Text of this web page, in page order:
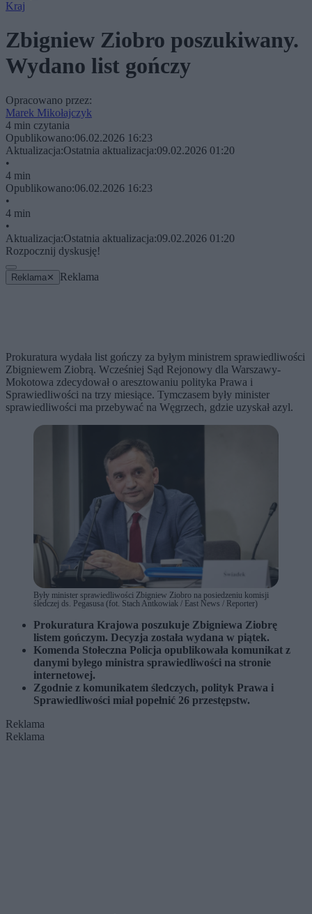
Kraj
Zbigniew Ziobro poszukiwany.
Wydano list gończy
Opracowano przez:
Marek Mikołajczyk
4 min czytania
Opublikowano:06.02.2026 16:23
Aktualizacja:Ostatnia aktualizacja:09.02.2026 01:20
•
4 min
Opublikowano:06.02.2026 16:23
•
4 min
•
Aktualizacja:Ostatnia aktualizacja:09.02.2026 01:20
Rozpocznij dyskusję!
Reklama ✕ Reklama
Prokuratura wydała list gończy za byłym ministrem sprawiedliwości
Zbigniewem Ziobrą. Wcześniej Sąd Rejonowy dla Warszawy-
Mokotowa zdecydował o aresztowaniu polityka Prawa i
Sprawiedliwości na trzy miesiące. Tymczasem były minister
sprawiedliwości ma przebywać na Węgrzech, gdzie uzyskał azyl.
Były minister sprawiedliwości Zbigniew Ziobro na posiedzeniu komisji
śledczej ds. Pegasusa (fot. Stach Antkowiak / East News / Reporter)
Prokuratura Krajowa poszukuje Zbigniewa Ziobrę
listem gończym. Decyzja została wydana w piątek.
Komenda Stołeczna Policja opublikowała komunikat z
danymi byłego ministra sprawiedliwości na stronie
internetowej.
Zgodnie z komunikatem śledczych, polityk Prawa i
Sprawiedliwości miał popełnić 26 przestępstw.
Reklama
Reklama